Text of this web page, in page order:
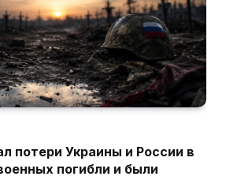
потери Украины и России в
погибли и были